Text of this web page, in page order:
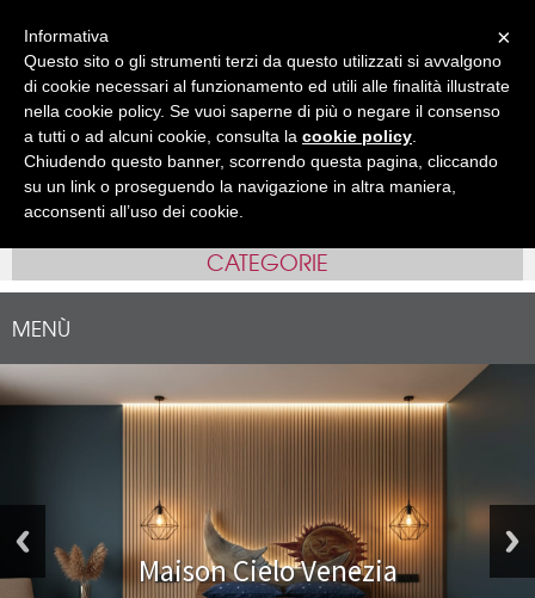
IT • EN
CATEGORIE
MENÙ
Maison Cielo Venezia
×
Informativa
Questo sito o gli strumenti terzi da questo utilizzati si avvalgono
di cookie necessari al funzionamento ed utili alle finalità illustrate
nella cookie policy. Se vuoi saperne di più o negare il consenso
a tutti o ad alcuni cookie, consulta la cookie policy
Chiudendo questo banner, scorrendo questa pagina, cliccando
su un link o proseguendo la navigazione in altra maniera,
acconsenti all’uso dei cookie.